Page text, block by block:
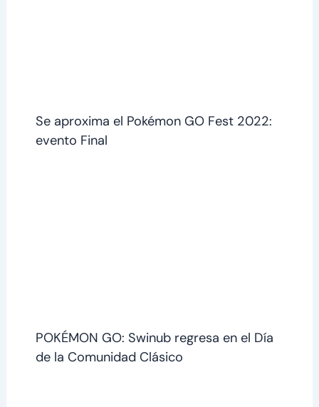
Se aproxima el Pokémon GO Fest 2022:
evento Final
POKÉMON GO: Swinub regresa en el Día
de la Comunidad Clásico